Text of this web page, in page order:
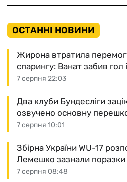
ОСТАННІ НОВИНИ
7 серпня 22:03
Жирона втратила
спарингу: Ванат забив
7 серпня 10:01
Два клуби Бундесліги
озвучено основну
7 серпня 08:48
Збірна України WU-17
Лемешко зазнали